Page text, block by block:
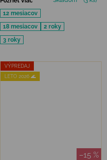
12 mesiacov
18 mesiacov
2 roky
3 roky
VÝPREDAJ
LETO 2026 🌊
–15 %